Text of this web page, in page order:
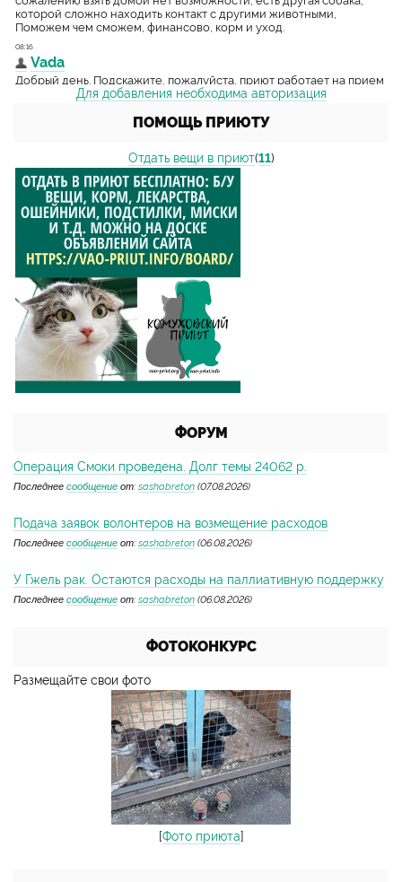
Для добавления необходима авторизация
ПОМОЩЬ ПРИЮТУ
Отдать вещи в приют(11)
ФОРУМ
Операция Смоки проведена. Долг темы 24062 р.
Последнее сообщение от: sashabreton (07.08.2026)
Подача заявок волонтеров на возмещение расходов
Последнее сообщение от: sashabreton (06.08.2026)
У Гжель рак. Остаются расходы на паллиативную поддержку
Последнее сообщение от: sashabreton (06.08.2026)
ФОТОКОНКУРС
Размещайте свои фото
[Фото приюта]